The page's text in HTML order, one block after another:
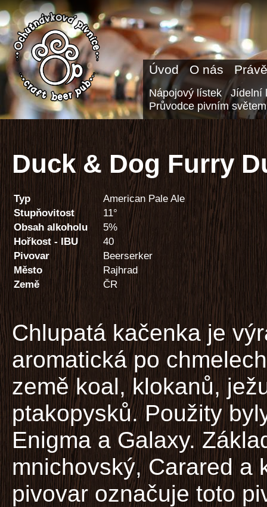
Úvod O nás
Nápojový lístek
Jídelní
Průvodce pivním světem
Duck & Dog Furry
Typ
American Pale Ale
Stupňovitost
11°
Obsah alkoholu
5%
Hořkost - IBU
40
Pivovar
Beerserker
Město
Rajhrad
Země
ČR
Chlupatá kačenka je
aromatická po
země koal, klokanů,
ptakopysků. Použity
Enigma a Galaxy.
mnichovský, Carared a
pivovar označuje toto